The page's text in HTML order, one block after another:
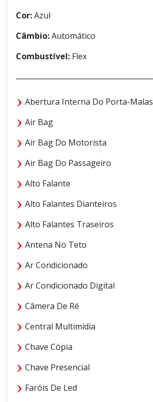
Cor:Azul
Câmbio:Automático
Combustível: Flex
Abertura Interna Do Porta-Malas
Air Bag
Air Bag Do Motorista
Air Bag Do Passageiro
Alto Falante
Alto Falantes Dianteiros
Alto Falantes Traseiros
Antena No Teto
Ar Condicionado
Ar Condicionado Digital
Câmera De Ré
Central Multimídia
Chave Cópia
Chave Presencial
Faróis De Led